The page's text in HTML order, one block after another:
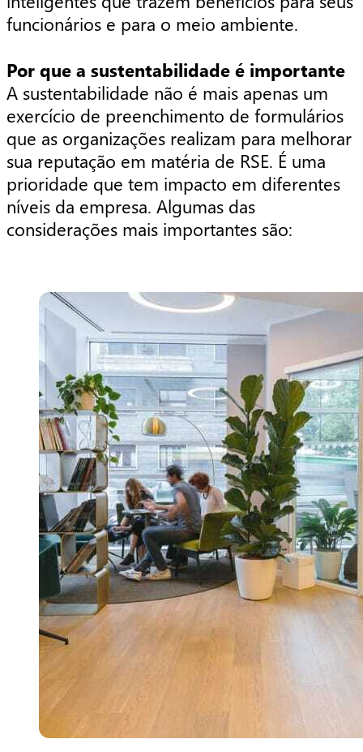
funcionários e para o meio ambiente.
Por que a sustentabilidade é importante
A sustentabilidade não é mais apenas um
exercício de preenchimento de formulários
que as organizações realizam para melhorar
sua reputação em matéria de RSE. É uma
prioridade que tem impacto em diferentes
níveis da empresa. Algumas das
considerações mais importantes são: